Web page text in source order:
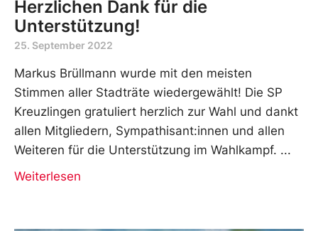
Herzlichen Dank für die
Unterstützung!
25. September 2022
Markus Brüllmann wurde mit den meisten
Stimmen aller Stadträte wiedergewählt! Die SP
Kreuzlingen gratuliert herzlich zur Wahl und dankt
allen Mitgliedern, Sympathisant:innen und allen
Weiteren für die Unterstützung im Wahlkampf.
Weiterlesen